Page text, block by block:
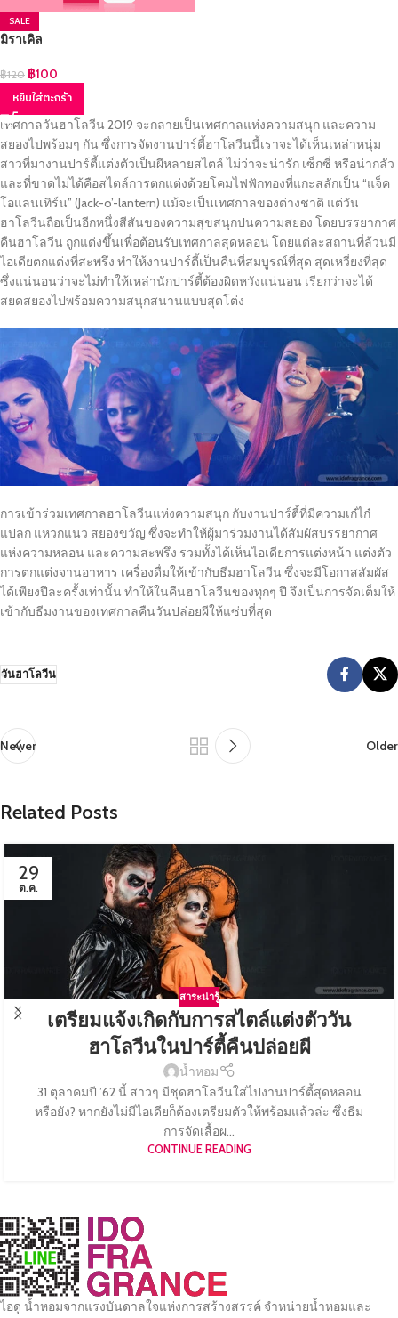
SALE
มิราเคิล
฿120 ฿100
หยิบใส่ตะกร้า
เทศกาลวันฮาโลวีน 2019 จะกลายเป็นเทศกาลแห่งความสนุก และความ
สยองไปพร้อมๆ กัน ซึ่งการจัดงานปาร์ตี้ฮาโลวีนนี้เราจะได้เห็นเหล่าหนุ่ม
สาวที่มางานปาร์ตี้แต่งตัวเป็นผีหลายสไตล์ ไม่ว่าจะน่ารัก เซ็กซี่ หรือน่ากลัว
และที่ขาดไม่ได้คือสไตล์การตกแต่งด้วยโคมไฟฟักทองที่แกะสลักเป็น “แจ็ค
โอแลนเทิร์น” (Jack-o’-lantern) แม้จะเป็นเทศกาลของต่างชาติ แต่วัน
ฮาโลวีนถือเป็นอีกหนึ่งสีสันของความสุขสนุกปนความสยอง โดยบรรยากาศ
คืนฮาโลวีน ถูกแต่งขึ้นเพื่อต้อนรับเทศกาลสุดหลอน โดยแต่ละสถานที่ล้วนมี
ไอเดียตกแต่งที่สะพรึง ทำให้งานปาร์ตี้เป็นคืนที่สมบูรณ์ที่สุด สุดเหวี่ยงที่สุด
ซึ่งแน่นอนว่าจะไม่ทำให้เหล่านักปาร์ตี้ต้องผิดหวังแน่นอน เรียกว่าจะได้
สยดสยองไปพร้อมความสนุกสนานแบบสุดโต่ง
การเข้าร่วมเทศกาลฮาโลวีนแห่งความสนุก กับงานปาร์ตี้ที่มีความเก๋ไก๋
แปลก แหวกแนว สยองขวัญ ซึ่งจะทำให้ผู้มาร่วมงานได้สัมผัสบรรยากาศ
แห่งความหลอน และความสะพรึง รวมทั้งได้เห็นไอเดียการแต่งหน้า แต่งตัว
การตกแต่งจานอาหาร เครื่องดื่มให้เข้ากับธีมฮาโลวีน ซึ่งจะมีโอกาสสัมผัส
ได้เพียงปีละครั้งเท่านั้น ทำให้ในคืนฮาโลวีนของทุกๆ ปี จึงเป็นการจัดเต็มให้
เข้ากับธีมงานของเทศกาลคืนวันปล่อยผีให้แซ่บที่สุด
วันฮาโลวีน
Newer Older
Related Posts
29
ต.ค.
สาระน่ารู้
เตรียมแจ้งเกิดกับการสไตล์แต่งตัววัน
ฮาโลวีนในปาร์ตี้คืนปล่อยผี
น้ำหอม
31 ตุลาคมปี ’62 นี้ สาวๆ มีชุดฮาโลวีนใส่ไปงานปาร์ตี้สุดหลอน
หรือยัง? หากยังไม่มีไอเดียก็ต้องเตรียมตัวให้พร้อมแล้วล่ะ ซึ่งธีม
การจัดเสื้อผ...
CONTINUE READING
ไอดู น้ำหอมจากแรงบันดาลใจแห่งการสร้างสรรค์ จำหน่ายน้ำหอมและ